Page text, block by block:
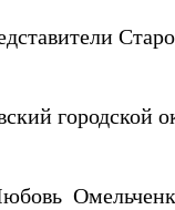
городской